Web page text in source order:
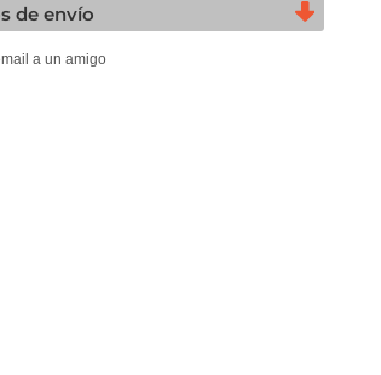
de envío